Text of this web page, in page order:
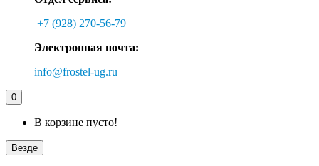
+7 (928) 270-56-79
Электронная почта:
info@frostel-ug.ru
0
В корзине пусто!
Везде